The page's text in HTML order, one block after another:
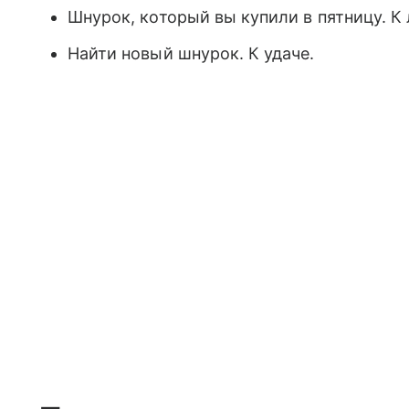
Шнурок, который вы купили в пятницу. К
Найти новый шнурок. К удаче.